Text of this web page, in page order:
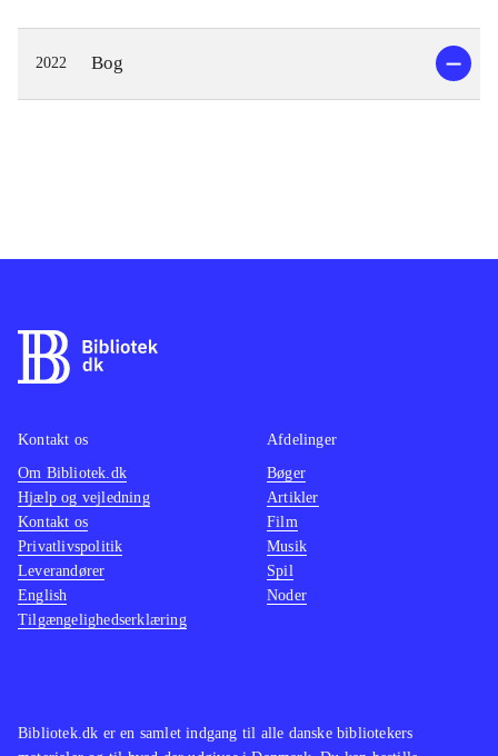
2022 Bog
Bibliotek.dk er en samlet indgang til alle danske bibliotekers
Kontakt os
Om Bibliotek.dk
Hjælp og vejledning
Kontakt os
Privatlivspolitik
Leverandører
English
Tilgængelighedserklæring
Afdelinger
Bøger
Artikler
Film
Musik
Spil
Noder